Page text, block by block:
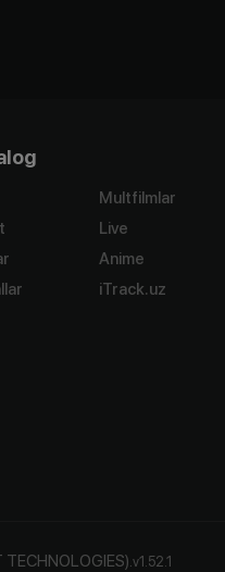
Multfilmlar
Live
Anime
iTrack.uz
v1.52.1